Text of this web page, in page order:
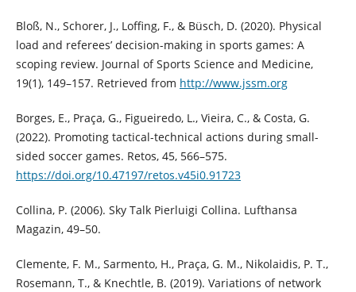
Bloß, N., Schorer, J., Loffing, F., & Büsch, D. (2020). Physical
load and referees’ decision-making in sports games: A
scoping review. Journal of Sports Science and Medicine,
19(1), 149–157. Retrieved from http://www.jssm.org
Borges, E., Praça, G., Figueiredo, L., Vieira, C., & Costa, G.
(2022). Promoting tactical-technical actions during small-
sided soccer games. Retos, 45, 566–575.
https://doi.org/10.47197/retos.v45i0.91723
Collina, P. (2006). Sky Talk Pierluigi Collina. Lufthansa
Magazin, 49–50.
Clemente, F. M., Sarmento, H., Praça, G. M., Nikolaidis, P. T.,
Rosemann, T., & Knechtle, B. (2019). Variations of network